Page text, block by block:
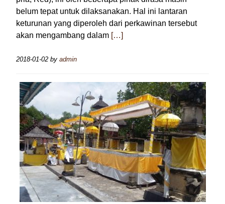
belum tepat untuk dilaksanakan. Hal ini lantaran
keturunan yang diperoleh dari perkawinan tersebut
akan mengambang dalam […]
2018-01-02 by admin